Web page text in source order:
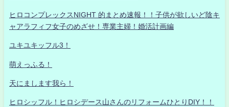
ヒロコンプレックスNIGHT 的まとめ速報！！子供が欲しいど陰キ
ャアラフィフ女子のめざせ！専業主婦！婚活計画編
ユキユキッフル3！
萌えっふる！
天にまします我ら！
ヒロシッフル！ヒロシデース山さんのリフォームひとりDIY！！